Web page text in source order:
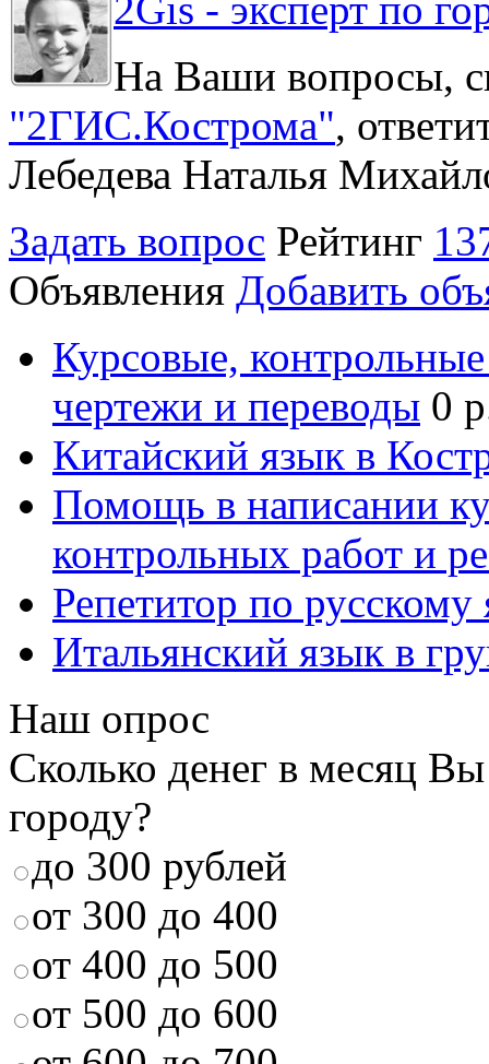
На Ваши вопросы,
"2ГИС.Кострома",
Лебедева Наталья
Задать вопрос Рейтинг
Объявления Добавить
Курсовые,
чертежи и переводы 0
Китайский язык в
Помощь в написании
контрольных работ и
Репетитор по русскому
Итальянский язык в
Наш опрос
Сколько денег в месяц
городу?
до 300 рублей
от 300 до 400
от 400 до 500
от 500 до 600